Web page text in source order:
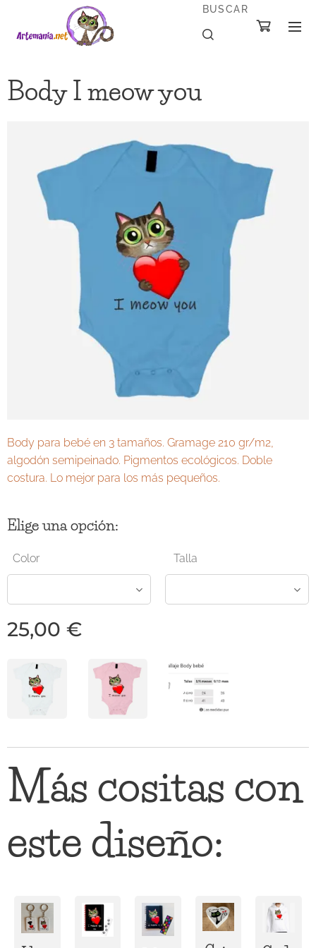
BUSCAR
Body I meow you
Body para bebé en 3 tamaños. Gramage 210 gr/m2,
algodón semipeinado. Pigmentos ecológicos. Doble
costura. Lo mejor para los más pequeños.
Elige una opción:
Color Talla
25,00 €
Más cositas con
este diseño: